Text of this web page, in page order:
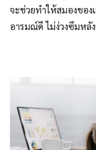
จะช่วยทำให้สมองของ
อารมณ์ดี ไม่ง่วงซึมหลั